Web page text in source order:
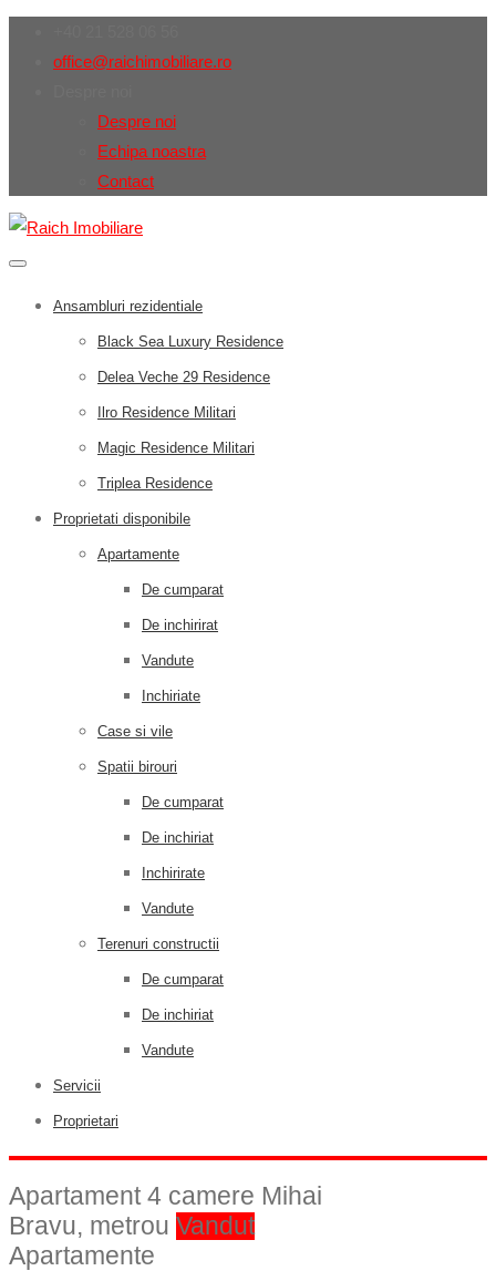
office@raichimobiliare.ro
Despre noi
Echipa noastra
Contact
Ansambluri rezidentiale
Black Sea Luxury Residence
Delea Veche 29 Residence
Ilro Residence Militari
Magic Residence Militari
Triplea Residence
Proprietati disponibile
Apartamente
De cumparat
De inchirirat
Vandute
Inchiriate
Case si vile
Spatii birouri
De cumparat
De inchiriat
Inchirirate
Vandute
Terenuri constructii
De cumparat
De inchiriat
Vandute
Servicii
Proprietari
Apartament 4 camere Mihai
Bravu, metrou Vandut
Apartamente